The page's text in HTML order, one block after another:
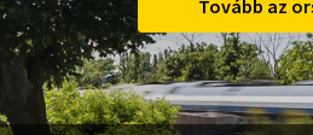
Tovább az